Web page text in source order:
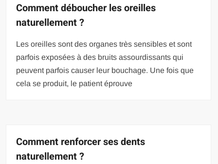
Comment déboucher les oreilles
naturellement ?
Les oreilles sont des organes très sensibles et sont
parfois exposées à des bruits assourdissants qui
peuvent parfois causer leur bouchage. Une fois que
cela se produit, le patient éprouve
Comment renforcer ses dents
naturellement ?